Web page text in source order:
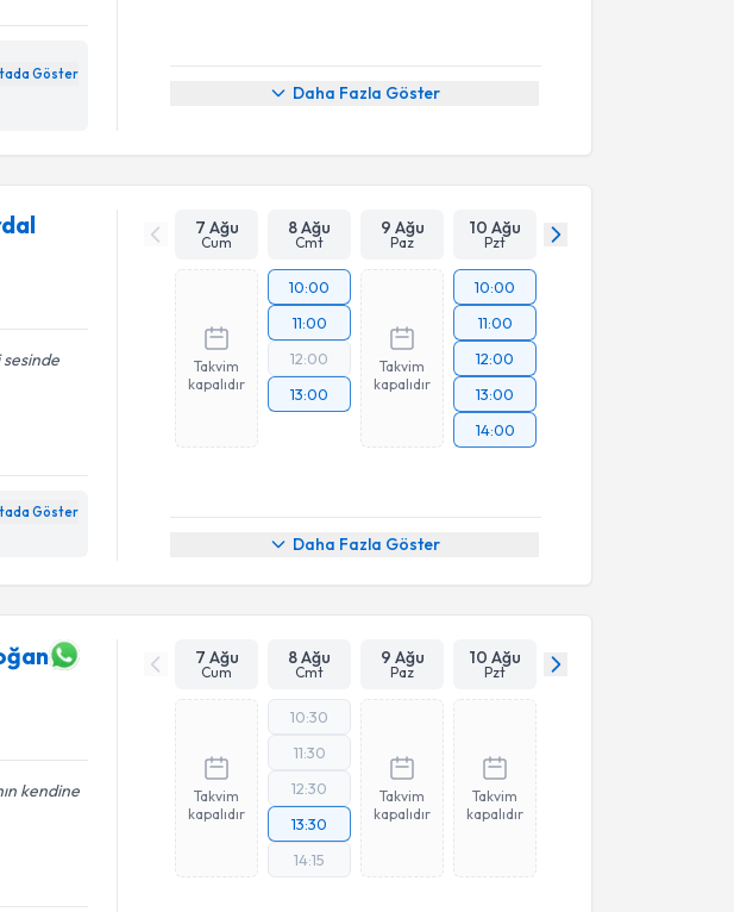
Göster
Daha Fazla Göster
sesinde
Göster
7 Ağu
Cum
8 Ağu
Cmt
9 Ağu
Paz
10 Ağu
Pzt
Takvim
kapalıdır
10:00
11:00
12:00
13:00
Takvim
kapalıdır
10:00
11:00
12:00
13:00
14:00
Daha Fazla Göster
kendine
7 Ağu
Cum
8 Ağu
Cmt
9 Ağu
Paz
10 Ağu
Pzt
Takvim
kapalıdır
10:30
11:30
12:30
13:30
14:15
Takvim
kapalıdır
Takvim
kapalıdır